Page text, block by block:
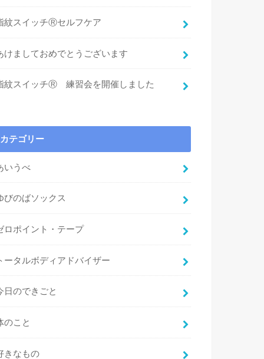
紋スイッチⓇセルフケア
けましておめでとうございます
紋スイッチⓇ 練習会を開催しました
カテゴリー
いうべ
びのばソックス
ロポイント・テープ
ータルボディアドバイザー
日のできごと
のこと
きなもの